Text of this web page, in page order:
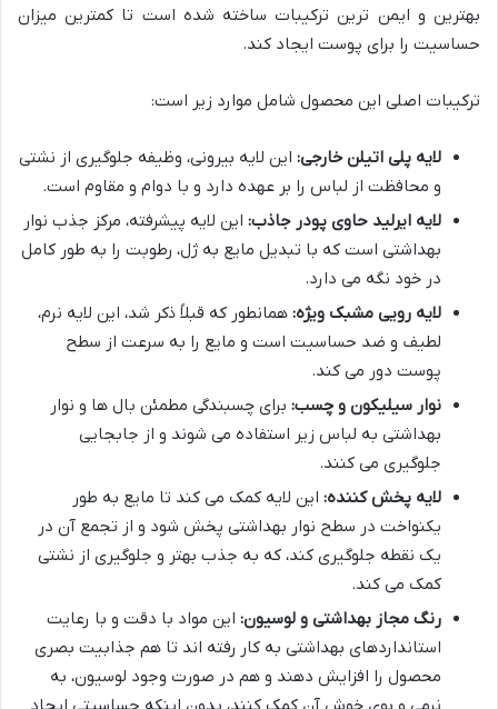
بهترین و ایمن ترین ترکیبات ساخته شده است تا کمترین میزان
حساسیت را برای پوست ایجاد کند.
ترکیبات اصلی این محصول شامل موارد زیر است:
لایه پلی اتیلن خارجی: این لایه بیرونی، وظیفه جلوگیری از نشتی
و محافظت از لباس را بر عهده دارد و با دوام و مقاوم است.
لایه ایرلید حاوی پودر جاذب: این لایه پیشرفته، مرکز جذب نوار
بهداشتی است که با تبدیل مایع به ژل، رطوبت را به طور کامل
در خود نگه می دارد.
لایه رویی مشبک ویژه: همانطور که قبلاً ذکر شد، این لایه نرم،
لطیف و ضد حساسیت است و مایع را به سرعت از سطح
پوست دور می کند.
نوار سیلیکون و چسب: برای چسبندگی مطمئن بال ها و نوار
بهداشتی به لباس زیر استفاده می شوند و از جابجایی
جلوگیری می کنند.
لایه پخش کننده: این لایه کمک می کند تا مایع به طور
یکنواخت در سطح نوار بهداشتی پخش شود و از تجمع آن در
یک نقطه جلوگیری کند، که به جذب بهتر و جلوگیری از نشتی
کمک می کند.
رنگ مجاز بهداشتی و لوسیون: این مواد با دقت و با رعایت
استانداردهای بهداشتی به کار رفته اند تا هم جذابیت بصری
محصول را افزایش دهند و هم در صورت وجود لوسیون، به